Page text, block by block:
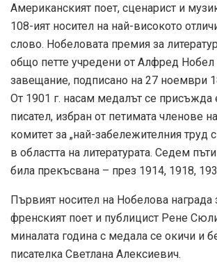
Американският поет, сценарист и
108-ият носител на най-високото
слово. Нобеловата премия за
общо петте учредени от Алфред Нобел
завещание, подписано на 27 ноември
От 1901 г. насам медалът се присъжда
писател, избран от петимата членове
комитет за „най-забележителния труд
в областта на литературата. Седем
била прекъсвана – през 1914, 1918,
Първият носител на Нобелова награда
френският поет и публицист Рене
миналата година с медала се окичи и
писателка Светлана Алексиевич.